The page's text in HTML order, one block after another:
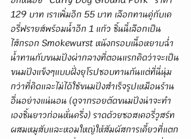
129 บาท เราเพิ่มอีก 55 บาท เลือกทานคู่กับเค
อรี่ฟรายส์พร้อมน้ำอีก 1 แก้ว ชิ้นนี้เลือกเป็น
ไส้กรอก Smokewurst หนังกรอบเนื้อหยาบฉ่ำ
น้ำทานกับขนมปังผ่ากลางที่ตอนแรกคิดว่าจะเป็น
ขนมปังแข็งๆแบบฝั่งยุโรปชอบทานกันแต่ที่นี่นุ่ม
กว่าที่คิดและไม่ได้ใช้ขนมปังสำเร็จรูปเหมือนร้าน
อื่นอย่างแน่นอน (ดูจากรอยตัดขนมปังน่าจะทำ
เองชิ้นยาวก่อนหั่นครึ่ง) ราดด้วยซอสเคอรี่วูสร์ท
ผสมหมูสับและหอมใหญ่ให้สัมผัสการเคี้ยวที่แตก